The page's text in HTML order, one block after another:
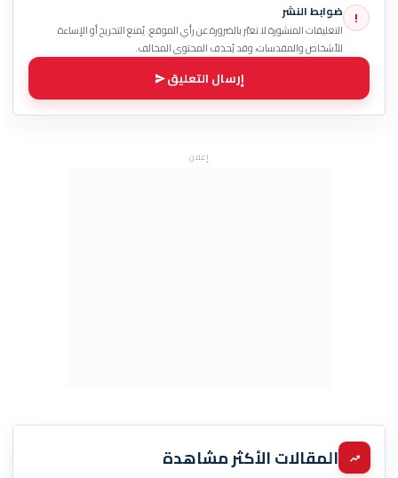
! ضوابط النشر
التعليقات المنشورة لا تعبّر بالضرورة عن رأي الموقع. يُمنع التجريح أو الإساءة
للأشخاص والمقدسات، وقد يُحذف المحتوى المخالف.
إرسال التعليق
إعلان
المقالات الأكثر مشاهدة